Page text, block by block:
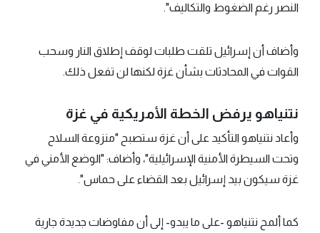
النصر رغم الضغوط والتكاليف".
وأضاف أن إسرائيل تلقت طلبات لوقف إطلاق النار وسحب
القوات في المحادثات بشأن غزة لكنها لن تفعل ذلك.
نتنياهو يرفض الخطة الأمريكية في غزة
وأعاد نتنياهو التأكيد على أن غزة ستصبح "منزوعة السلاح
وتحت السيطرة الأمنية الإسرائيلية"، وأضاف: "الوضع الأمني في
غزة سيكون بيد إسرائيل بعد القضاء على حماس".
كما ألمح نتنياهو -على ما يبدو- إلى أن مفاوضات جديدة جارية